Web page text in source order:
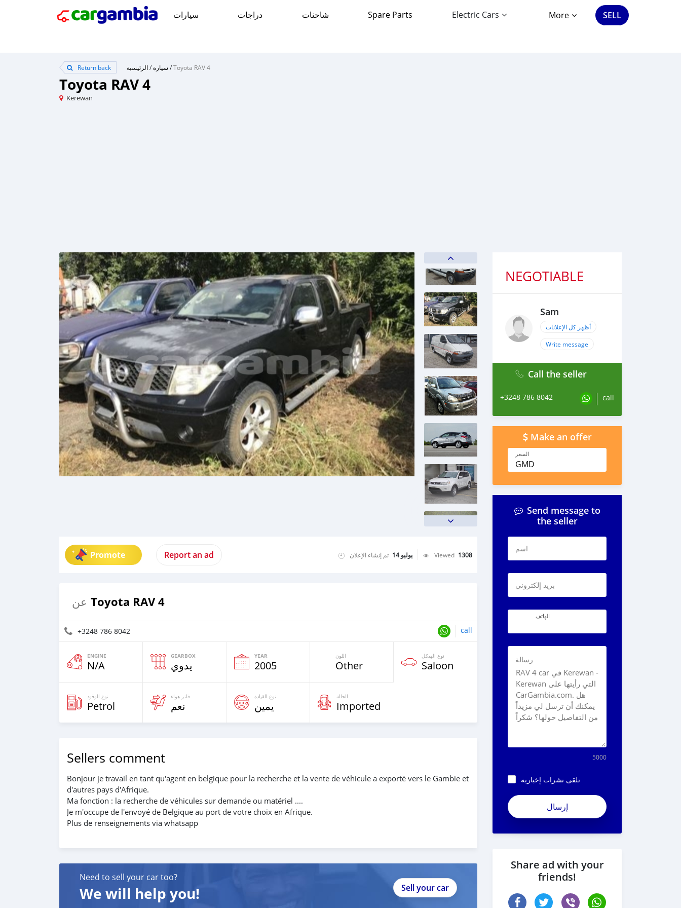
سيارات دراجات شاحنات Spare Parts Electric Cars More SELL
Return back الرئيسية/سيارة /Toyota RAV 4
Toyota RAV 4
Kerewan
Promote Report an ad تم إنشاء الإعلان يوليو 14 Viewed 1308
عن Toyota RAV 4
+3248 786 8042 call
ENGINE
N/A
GEARBOX
يدوي
YEAR
2005
اللون
Other
نوع الهيكل
Saloon
نوع الوقود
Petrol
فلتر هواء
نعم
نوع القيادة
يمين
الحالة
Imported
Sellers comment
Bonjour je travail en tant qu'agent en belgique pour la recherche et la vente de véhicule a exporté vers le Gambie et
d'autres pays d'Afrique.
Ma fonction : la recherche de véhicules sur demande ou matériel ....
Je m'occupe de l'envoyé de Belgique au port de votre choix en Afrique.
Plus de renseignements via whatsapp
Need to sell your car too?
We will help you! Sell your car
NEGOTIABLE
Sam
أظهر كل الإعلانات
Write message
Call the seller
+3248 786 8042 call
Make an offer
السعر
GMD
Send message to
the seller
اسم
بريد إلكتروني
الهاتف
رسالة
5000
تلقى نشرات إخبارية
ApjeSRxJkAxWuCy5mXXv
Share ad with your
friends!